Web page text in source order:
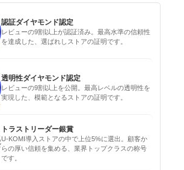
認証ダイヤモンド認定
レビューの9割以上が認証済み。最高水準の信頼性
を達成した、選ばれしストアの証明です。
透明性ダイヤモンド認定
レビューの9割以上を公開。最高レベルの透明性を
実現した、模範となるストアの証明です。
トラストリーダー銀賞
U-KOMI導入ストアの中で上位5%に選出。顧客か
らの厚い信頼を集める、業界トップクラスの称号
です。